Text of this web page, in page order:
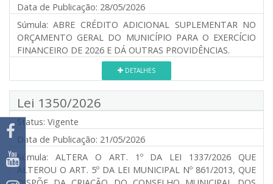
Data de Publicação: 28/05/2026
Súmula: ABRE CRÉDITO ADICIONAL SUPLEMENTAR NO
ORÇAMENTO GERAL DO MUNICÍPIO PARA O EXERCÍCIO
FINANCEIRO DE 2026 E DÁ OUTRAS PROVIDÊNCIAS.
DETALHES
Lei 1350/2026
Status: Vigente
Data de Publicação: 21/05/2026
Súmula: ALTERA O ART. 1º DA LEI 1337/2026 QUE
ALTEROU O ART. 5º DA LEI MUNICIPAL Nº 861/2013, QUE